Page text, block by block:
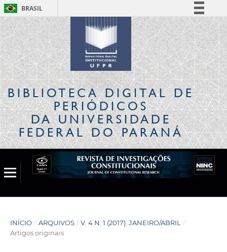
BRASIL
Simplifique!
Comunica BR
Participe
Acesso à informação
Legislação
Canais
BIBLIOTECA DIGITALDE
PERIÓDICOS
DA UNIVERSIDADE
FEDERAL DO PARANÁ
INÍCIO / ARQUIVOS / V. 4 N. 1 (2017): JANEIRO/ABRIL
/
Artigos originais